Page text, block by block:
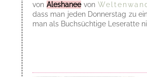
von Aleshaneevon
dass man jeden Donnerstag zu
man als Buchsüchtige Leseratte